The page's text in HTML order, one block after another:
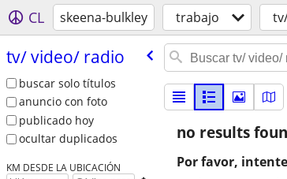
CL skeena-bulkley trabajo
tv/​ video/​ radio
buscar solo títulos
anuncio con foto
publicado hoy
ocultar duplicados
KM DESDE LA UBICACIÓN
no results
Por favor,